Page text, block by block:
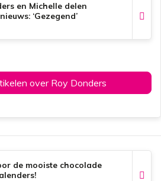
en Michelle delen
‘Gezegend’
over Roy Donders
de mooiste chocolade